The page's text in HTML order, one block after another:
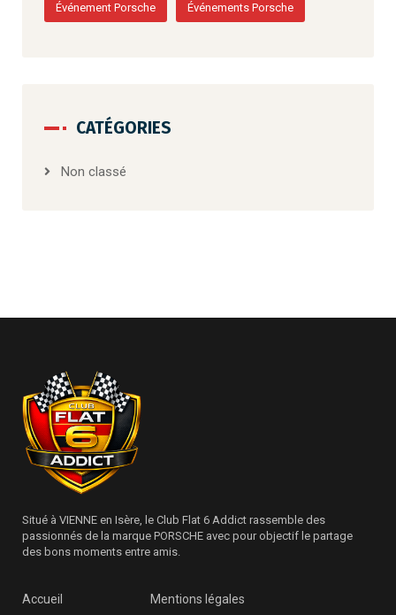
Événement Porsche Événements Porsche
CATÉGORIES
Non classé
Situé à VIENNE en Isère, le Club Flat 6 Addict rassemble des
passionnés de la marque PORSCHE avec pour objectif le partage
des bons moments entre amis.
Accueil Mentions légales